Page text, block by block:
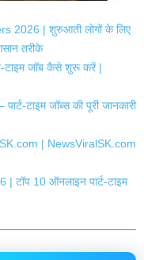
2026 | शुरुआती लोगों के लिए
तरीके
टाइम जॉब कैसे शुरू करें |
टाइम जॉब्स की पूरी जानकारी
| NewsViralSK.com
10 ऑनलाइन पार्ट-टाइम